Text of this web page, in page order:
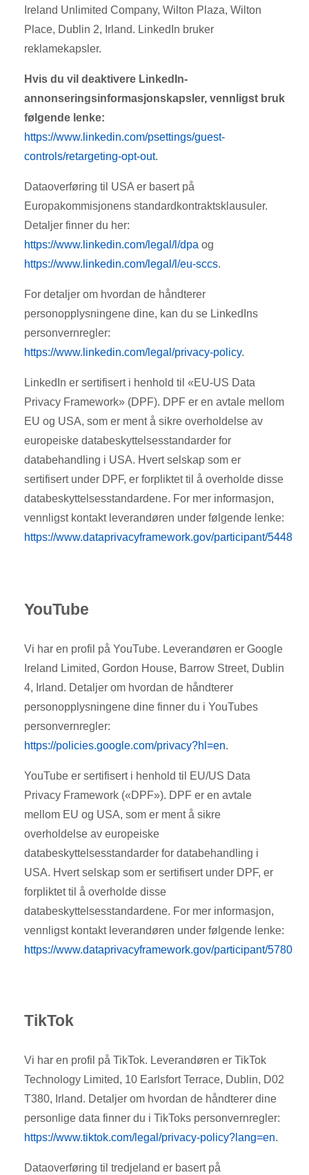
Ireland Unlimited Company, Wilton Plaza, Wilton
Place, Dublin 2, Irland. LinkedIn bruker
reklamekapsler.
Hvis du vil deaktivere LinkedIn-
annonseringsinformasjonskapsler, vennligst bruk
følgende lenke:
https://www.linkedin.com/psettings/guest-
controls/retargeting-opt-out.
Dataoverføring til USA er basert på
Europakommisjonens standardkontraktsklausuler.
Detaljer finner du her:
https://www.linkedin.com/legal/l/dpa og
https://www.linkedin.com/legal/l/eu-sccs.
For detaljer om hvordan de håndterer
personopplysningene dine, kan du se LinkedIns
personvernregler:
https://www.linkedin.com/legal/privacy-policy.
LinkedIn er sertifisert i henhold til «EU-US Data
Privacy Framework» (DPF). DPF er en avtale mellom
EU og USA, som er ment å sikre overholdelse av
europeiske databeskyttelsesstandarder for
databehandling i USA. Hvert selskap som er
sertifisert under DPF, er forpliktet til å overholde disse
databeskyttelsesstandardene. For mer informasjon,
vennligst kontakt leverandøren under følgende lenke:
https://www.dataprivacyframework.gov/participant/5448
YouTube
Vi har en profil på YouTube. Leverandøren er Google
Ireland Limited, Gordon House, Barrow Street, Dublin
4, Irland. Detaljer om hvordan de håndterer
personopplysningene dine finner du i YouTubes
personvernregler:
https://policies.google.com/privacy?hl=en.
YouTube er sertifisert i henhold til EU/US Data
Privacy Framework («DPF»). DPF er en avtale
mellom EU og USA, som er ment å sikre
overholdelse av europeiske
databeskyttelsesstandarder for databehandling i
USA. Hvert selskap som er sertifisert under DPF, er
forpliktet til å overholde disse
databeskyttelsesstandardene. For mer informasjon,
vennligst kontakt leverandøren under følgende lenke:
https://www.dataprivacyframework.gov/participant/5780
TikTok
Vi har en profil på TikTok. Leverandøren er TikTok
Technology Limited, 10 Earlsfort Terrace, Dublin, D02
T380, Irland. Detaljer om hvordan de håndterer dine
personlige data finner du i TikToks personvernregler:
https://www.tiktok.com/legal/privacy-policy?lang=en.
Dataoverføring til tredjeland er basert på